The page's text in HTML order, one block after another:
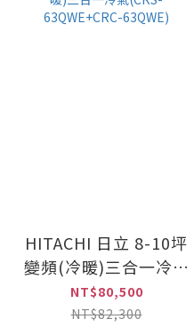
HITACHI 日立 8-10坪
變頻(冷暖)三合一冷氣
(CRS-63QWE+CRC-
63QWE)
NT$80,500
NT$82,300